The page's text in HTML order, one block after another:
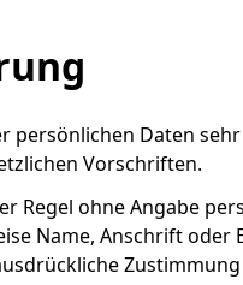
persönlichen Daten
Vorschriften.
Regel ohne Angabe
Name, Anschrift